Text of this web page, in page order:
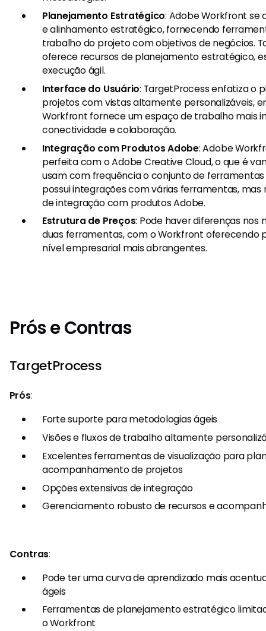
Planejamento Estratégico: Adobe Workfront
e alinhamento estratégico, fornecendo
trabalho do projeto com objetivos de negócios.
oferece recursos de planejamento estratégico,
execução ágil.
Interface do Usuário: TargetProcess enfatiza o
projetos com vistas altamente personalizáveis,
Workfront fornece um espaço de trabalho mais
conectividade e colaboração.
Integração com Produtos Adobe: Adobe
perfeita com o Adobe Creative Cloud, o que é
usam com frequência o conjunto de
possui integrações com várias ferramentas,
de integração com produtos Adobe.
Estrutura de Preços: Pode haver diferenças nos
duas ferramentas, com o Workfront oferecendo
nível empresarial mais abrangentes.
Prós e Contras
TargetProcess
Prós:
Forte suporte para metodologias ágeis
Visões e fluxos de trabalho altamente
Excelentes ferramentas de visualização para
acompanhamento de projetos
Opções extensivas de integração
Gerenciamento robusto de recursos e
Contras:
Pode ter uma curva de aprendizado mais
ágeis
Ferramentas de planejamento estratégico
o Workfront